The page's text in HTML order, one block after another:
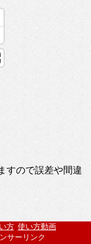
すので誤差や間違
方 使い方動画
サーリンク